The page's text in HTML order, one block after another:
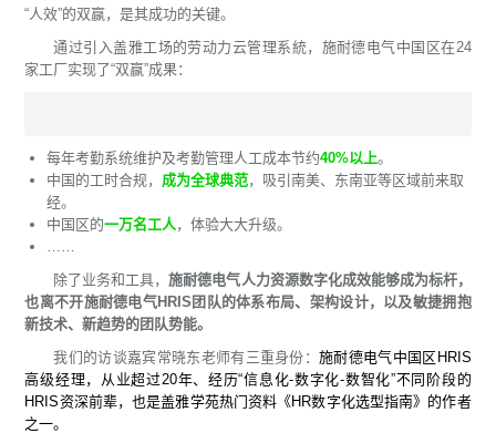
“人效”的双赢，是其成功的关键。
通过引入盖雅工场的劳动力云管理系統，施耐德电气中国区在24
家工厂实现了“双赢”成果：
每年考勤系统维护及考勤管理人工成本节约40%以上。
中国的工时合规， 成为全球典范，吸引南美、东南亚等区域前来取
经。
中国区的一万名工人 ，体验大大升级。
除了业务和工具，施耐德电气人力资源数字化成效能够成为标杆，
也离不开施耐德电气HRIS团队的体系布局、架构设计，以及敏捷拥抱
新技术、新趋势的团队势能。
我们的访谈嘉宾常晓东老师有三重身份：施耐德电气中国区HRIS
高级经理，从业超过20年、经历“信息化-数字化-数智化”不同阶段的
HRIS资深前辈，也是盖雅学苑热门资料《HR数字化选型指南》的作者
之一。